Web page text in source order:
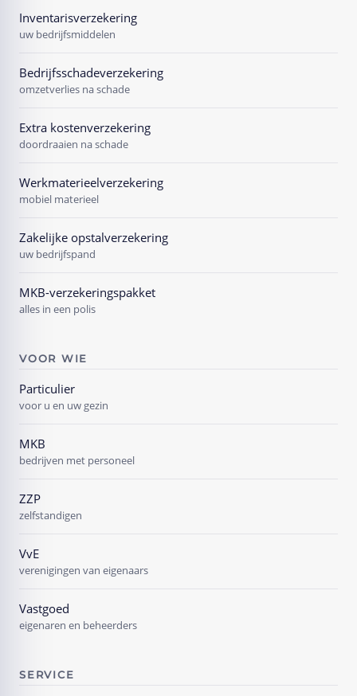
Inventarisverzekering
uw bedrijfsmiddelen
Bedrijfsschadeverzekering
omzetverlies na schade
Extra kostenverzekering
doordraaien na schade
Werkmaterieelverzekering
mobiel materieel
Zakelijke opstalverzekering
uw bedrijfspand
MKB-verzekeringspakket
alles in een polis
VOOR WIE
Particulier
voor u en uw gezin
MKB
bedrijven met personeel
ZZP
zelfstandigen
VvE
verenigingen van eigenaars
Vastgoed
eigenaren en beheerders
SERVICE